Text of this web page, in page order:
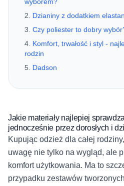
Dzianiny z dodatkiem
Czy poliester to dobry
Komfort, trwałość i styl -
rodzin
Dadson
Jakie materiały najlepiej
jednocześnie przez dorosłych i
Kupując odzież dla całej
uwagę nie tylko na wygląd, ale
komfort użytkowania. Ma to
przypadku zestawów